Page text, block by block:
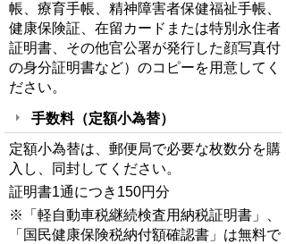
帳、療育手帳、精神障害者保健福祉手帳、
健康保険証、在留カードまたは特別永住者
証明書、その他官公署が発行した顔写真付
の身分証明書など）のコピーを用意してく
ださい。
手数料（定額小為替）
定額小為替は、郵便局で必要な枚数分を購
入し、同封してください。
証明書1通につき150円分
※「軽自動車税継続検査用納税証明書」、
「国民健康保険税納付額確認書」は無料で